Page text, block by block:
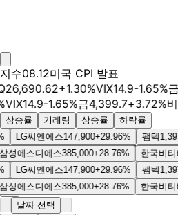
지수08.12미국 CPI 발표
+1.30%VIX14.9-1.65%금
14.9-1.65%금4,399.7+3.72%비트
상승률 거래량 상승률
하락률
씨엔에스147,900+29.96% 팸텍 1,397+
스디에스385,000+28.76% 한국비티비
씨엔에스147,900+29.96% 팸텍 1,397+
스디에스385,000+28.76% 한국비티비
상/하한가 레이싱
날짜 선택